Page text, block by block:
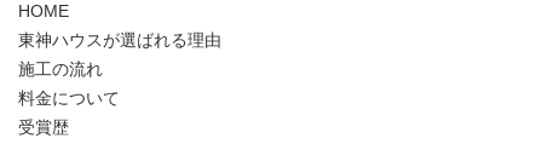
HOME
東神ハウスが選ばれる理由
施工の流れ
料金について
受賞歴